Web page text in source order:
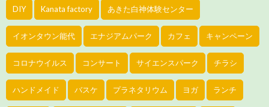
DIY Kanata factory あきた白神体験センター
イオンタウン能代 エナジアムパーク カフェ キャンペーン
コロナウイルス コンサート サイエンスパーク チラシ
ハンドメイド バスケ プラネタリウム ヨガ ランチ